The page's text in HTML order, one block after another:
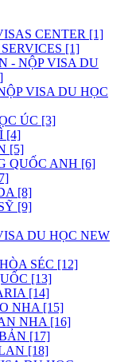
CENTER [1]
[1]
- NỘP VISA DU
VISA DU HỌC
ÚC [3]
[4]
[5]
QUỐC ANH [6]
[8]
[9]
DU HỌC NEW
SÉC [12]
[13]
[14]
NHA [15]
NHA [16]
[17]
[18]